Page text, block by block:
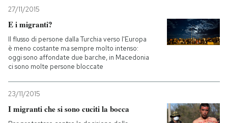
27/11/2015
E i migranti?
Il flusso di persone dalla Turchia verso l'Europa
è meno costante ma sempre molto intenso:
oggi sono affondate due barche, in Macedonia
ci sono molte persone bloccate
23/11/2015
I migranti che si sono cuciti la bocca